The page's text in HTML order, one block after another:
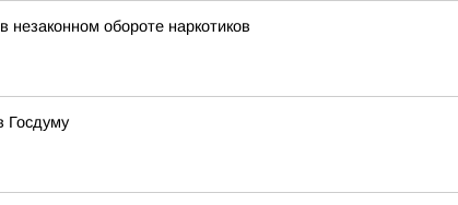
обороте наркотиков
Госдуму